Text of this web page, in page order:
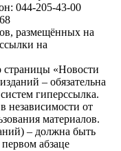
044-205-43-00
размещённых на
на
страницы «Новости
– обязательна
гиперссылка.
независимости от
материалов.
– должна быть
абзаце